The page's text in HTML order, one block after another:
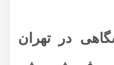
در تهران